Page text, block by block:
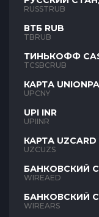
RUB
RUSSTRUB
ВТБ RUB
TBRUB
ТИНЬКОФФ
RUB
TCSBCRUB
КАРТА
UPCNY
UPI INR
UPIINR
КАРТА UZCARD
UZCUZS
БАНКОВСКИЙ
AED
WIREAED
БАНКОВСКИЙ
ARS
WIREARS